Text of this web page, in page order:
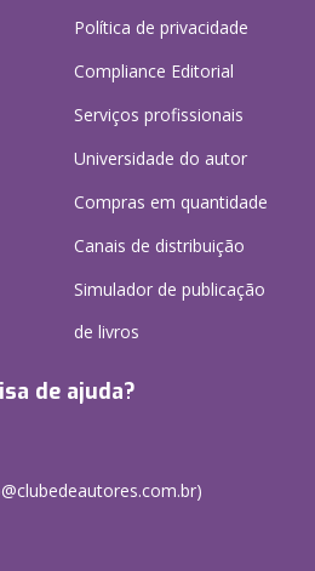
Política de privacidade
Compliance Editorial
Serviços profissionais
Universidade do autor
Compras em quantidade
Canais de distribuição
Simulador de publicação
de livros
de ajuda?